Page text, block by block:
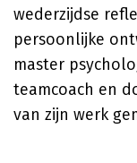
wederzijdse
persoonlijke
master
teamcoach en
van zijn werk